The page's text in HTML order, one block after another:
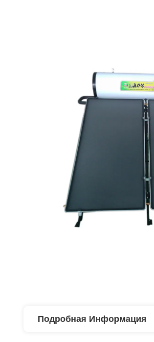
Подробная Информация